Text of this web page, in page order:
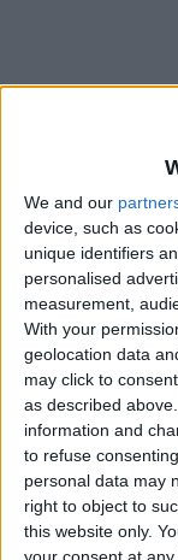
We and our
device, such as
unique identifiers
personalised
measurement,
With your
geolocation data
may click to
as described
information and
to refuse consenting.
personal data may
right to object to
this website only.
your consent at
Antes de mais
Campenaerts
debaixo do
Mielke, da
a explicação.
brincou,
aerodinâmico
a cabeça